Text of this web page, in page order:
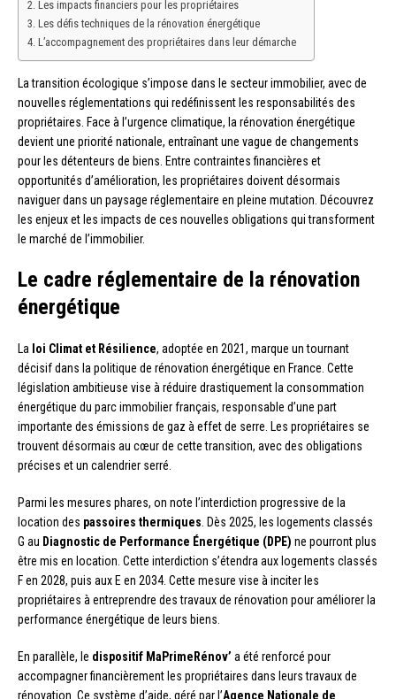
Les impacts financiers pour les propriétaires
Les défis techniques de la rénovation énergétique
L’accompagnement des propriétaires dans leur démarche
La transition écologique s’impose dans le secteur immobilier, avec de
nouvelles réglementations qui redéfinissent les responsabilités des
propriétaires. Face à l’urgence climatique, la rénovation énergétique
devient une priorité nationale, entraînant une vague de changements
pour les détenteurs de biens. Entre contraintes financières et
opportunités d’amélioration, les propriétaires doivent désormais
naviguer dans un paysage réglementaire en pleine mutation. Découvrez
les enjeux et les impacts de ces nouvelles obligations qui transforment
le marché de l’immobilier.
Le cadre réglementaire de la rénovation
énergétique
La loi Climat et Résilience, adoptée en 2021, marque un tournant
décisif dans la politique de rénovation énergétique en France. Cette
législation ambitieuse vise à réduire drastiquement la consommation
énergétique du parc immobilier français, responsable d’une part
importante des émissions de gaz à effet de serre. Les propriétaires se
trouvent désormais au cœur de cette transition, avec des obligations
précises et un calendrier serré.
Parmi les mesures phares, on note l’interdiction progressive de la
location des passoires thermiques. Dès 2025, les logements classés
G au Diagnostic de Performance Énergétique (DPE) ne pourront plus
être mis en location. Cette interdiction s’étendra aux logements classés
F en 2028, puis aux E en 2034. Cette mesure vise à inciter les
propriétaires à entreprendre des travaux de rénovation pour améliorer la
performance énergétique de leurs biens.
En parallèle, le dispositif MaPrimeRénov’ a été renforcé pour
accompagner financièrement les propriétaires dans leurs travaux de
rénovation. Ce système d’aide, géré par l’Agence Nationale de